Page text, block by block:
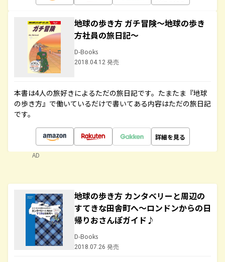
地球の歩き方 ガチ冒険～地球の歩き
方社員の旅日記～
D-Books
2018.04.12 発売
本書は4人の旅好きによるただの旅日記です。たまたま『地球
の歩き方』で働いているだけで書いてある内容はただの旅日記
です。
詳細を見る
AD
地球の歩き方 カンタベリーと周辺の
すてきな田舎町へ～ロンドンからの日
帰りおさんぽガイド♪
D-Books
2018.07.26 発売